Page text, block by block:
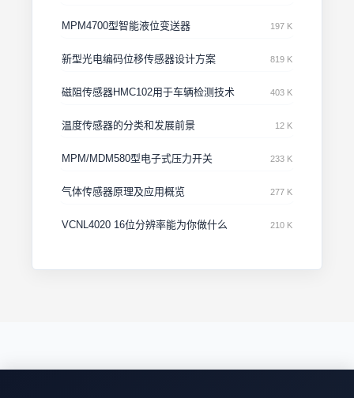
MPM4700型智能液位变送器 197 K
新型光电编码位移传感器设计方案 819 K
磁阻传感器HMC102用于车辆检测技术 403 K
温度传感器的分类和发展前景 12 K
MPM/MDM580型电子式压力开关 233 K
气体传感器原理及应用概览 277 K
VCNL4020 16位分辨率能为你做什么 210 K